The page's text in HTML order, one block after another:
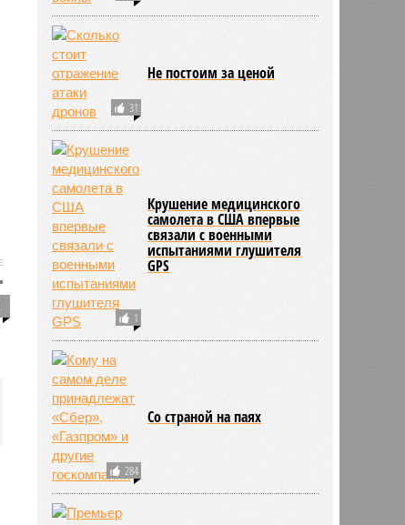
31
Не постоим за ценой
1
Крушение медицинского
самолета в США впервые
связали с военными
испытаниями глушителя
GPS
284
Со страной на паях